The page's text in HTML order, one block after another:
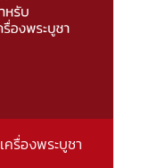
ครื่องพระบูชา